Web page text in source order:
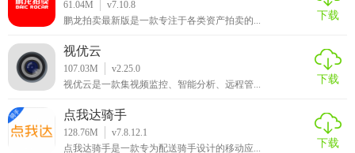
操作简单。无论您是需要制作护照、签证、驾照还是身份证
等证件照，白描证件照都能满足您的需求。同时，软件还支
持多种尺寸和背景色的选择，让您轻松制作出完美的证件
照。如果您正在寻找一款优秀的证件照制作软件，不妨试试
白描证件照，相信您会爱上它的。
61.04M
v7.10.8
鹏龙拍卖最新版是一款专注于各类资产拍卖的...
下载
视优云
107.03M
v2.25.0
视优云是一款集视频监控、智能分析、远程管...
下载
点我达骑手
128.76M
v7.8.12.1
点我达骑手是一款专为配送骑手设计的移动应...
下载